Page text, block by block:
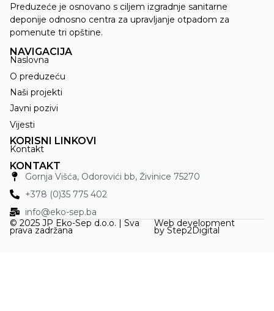
Preduzeće je osnovano s ciljem izgradnje sanitarne
deponije odnosno centra za upravljanje otpadom za
pomenute tri opštine.
NAVIGACIJA
Naslovna
O preduzeću
Naši projekti
Javni pozivi
Vijesti
KORISNI LINKOVI
Kontakt
KONTAKT
Gornja Višća, Odorovići bb, Živinice 75270
+378 (0)35 775 402
info@eko-sep.ba
© 2025 JP Eko-Sep d.o.o. | Sva
prava zadržana
Web development
byStep2Digital